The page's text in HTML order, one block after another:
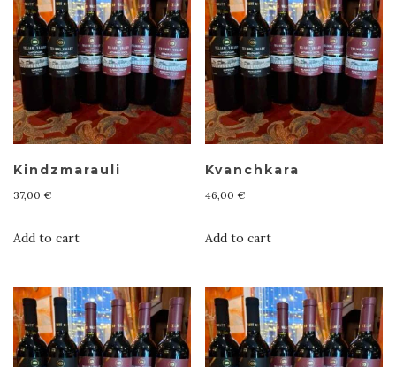
Kindzmarauli
37,00 €
Add to cart
Kvanchkara
46,00 €
Add to cart